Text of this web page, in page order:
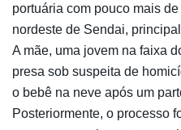
portuária com pouco mais
nordeste de Sendai,
A mãe, uma jovem na faixa
presa sob suspeita de
o bebê na neve após um
Posteriormente, o processo